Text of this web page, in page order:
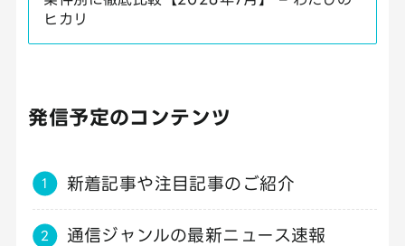
ヒカリ
発信予定のコンテンツ
新着記事や注目記事のご紹介
通信ジャンルの最新ニュース速報